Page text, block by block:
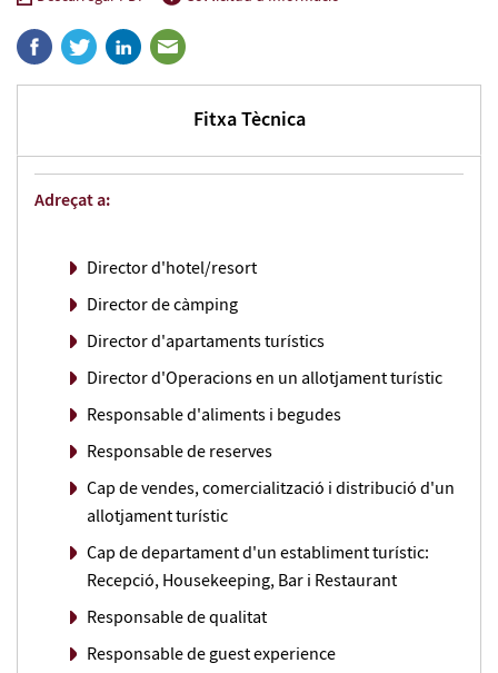
Fitxa Tècnica
Adreçat a:
Director d'hotel/resort
Director de càmping
Director d'apartaments turístics
Director d'Operacions en un allotjament turístic
Responsable d'aliments i begudes
Responsable de reserves
Cap de vendes, comercialització i distribució d'un
allotjament turístic
Cap de departament d'un establiment turístic:
Recepció, Housekeeping, Bar i Restaurant
Responsable de qualitat
Responsable de guest experience